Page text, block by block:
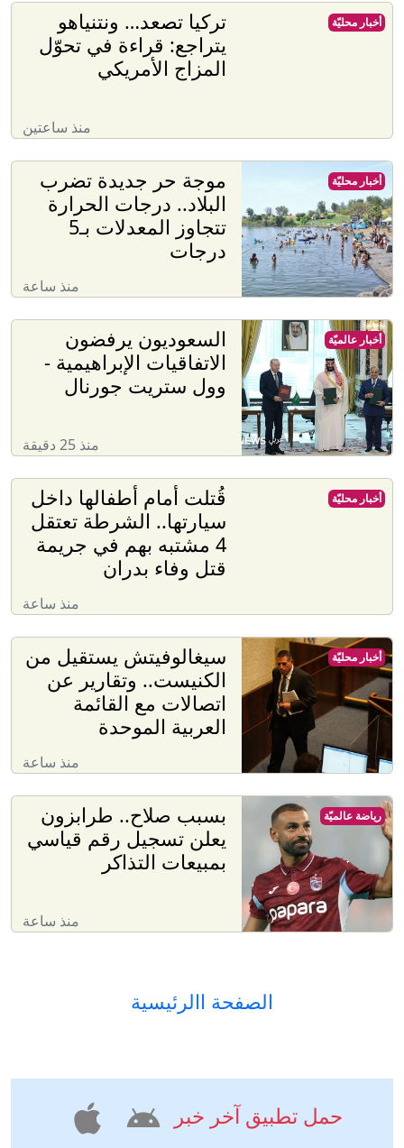
تركيا تصعد… ونتنياهو
يتراجع: قراءة في تحوّل
المزاج الأمريكي
منذ ساعتين
أخبار محليّة
موجة حر جديدة تضرب
البلاد.. درجات الحرارة
تتجاوز المعدلات بـ5
درجات
منذ ساعة
أخبار محليّة
السعوديون يرفضون
الاتفاقيات الإبراهيمية -
وول ستريت جورنال
منذ 25 دقيقة
أخبار عالميّة
قُتلت أمام أطفالها داخل
سيارتها.. الشرطة تعتقل
4 مشتبه بهم في جريمة
قتل وفاء بدران
منذ ساعة
أخبار محليّة
سيغالوفيتش يستقيل من
الكنيست.. وتقارير عن
اتصالات مع القائمة
العربية الموحدة
منذ ساعة
أخبار محليّة
بسبب صلاح.. طرابزون
يعلن تسجيل رقم قياسي
بمبيعات التذاكر
منذ ساعة
رياضة عالميّة
الصفحة االرئيسية
حمل تطبيق آخر خبر